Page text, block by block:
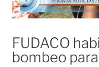
FUDACO
bombeo